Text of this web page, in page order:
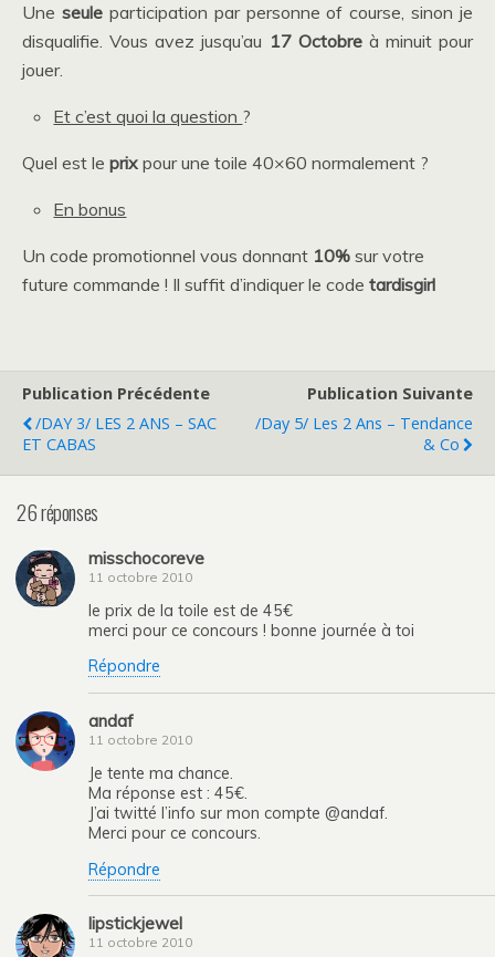
Une seuleparticipation par personne of course, sinon je
disqualifie. Vous avez jusqu’au 17 Octobreà minuit pour
jouer.
Et c’est quoi la question ?
Quel est le prix pour une toile 40×60 normalement ?
En bonus
Un code promotionnel vous donnant 10% sur votre
future commande ! Il suffit d’indiquer le code tardisgirl
Publication Précédente
/DAY 3/ LES 2 ANS – SAC
ET CABAS
Publication Suivante
/Day 5/ Les 2 Ans – Tendance
& Co
26 réponses
misschocoreve
11 octobre 2010
le prix de la toile est de 45€
merci pour ce concours ! bonne journée à toi
Répondre
andaf
11 octobre 2010
Je tente ma chance.
Ma réponse est : 45€.
J’ai twitté l’info sur mon compte @andaf.
Merci pour ce concours.
Répondre
lipstickjewel
11 octobre 2010